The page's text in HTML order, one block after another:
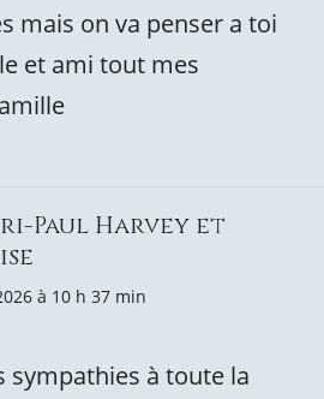
mais on va penser a toi
et ami tout mes
Paul Harvey et
à 10 h 37 min
sympathies à toute la